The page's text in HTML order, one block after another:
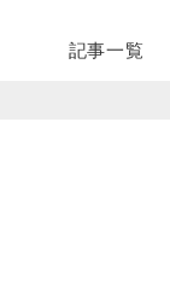
記事一覧